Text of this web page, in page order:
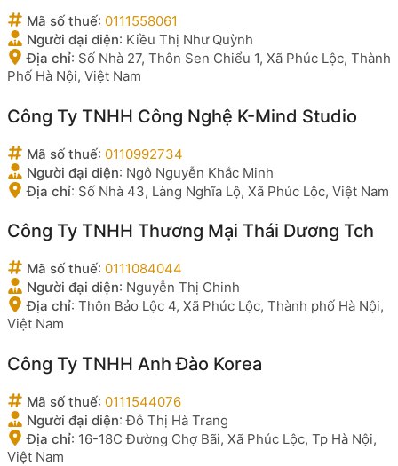
Mã số thuế: 0111558061
Người đại diện: Kiều Thị Như Quỳnh
Địa chỉ: Số Nhà 27, Thôn Sen Chiểu 1, Xã Phúc Lộc, Thành
Phố Hà Nội, Việt Nam
Công Ty TNHH Công Nghệ K-Mind Studio
Mã số thuế: 0110992734
Người đại diện: Ngô Nguyễn Khắc Minh
Địa chỉ: Số Nhà 43, Làng Nghĩa Lộ, Xã Phúc Lộc, Việt Nam
Công Ty TNHH Thương Mại Thái Dương Tch
Mã số thuế: 0111084044
Người đại diện: Nguyễn Thị Chinh
Địa chỉ: Thôn Bảo Lộc 4, Xã Phúc Lộc, Thành phố Hà Nội,
Việt Nam
Công Ty TNHH Anh Đào Korea
Mã số thuế: 0111544076
Người đại diện:Đỗ Thị Hà Trang
Địa chỉ: 16-18C Đường Chợ Bãi, Xã Phúc Lộc, Tp Hà Nội,
Việt Nam